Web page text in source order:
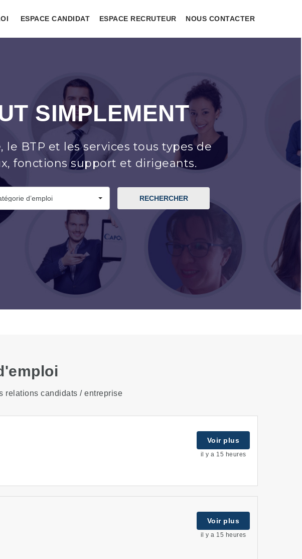
ESPACE CANDIDAT ESPACE RECRUTEUR NOUS CONTACTER
SIMPLEMENT
BTP et les services tous types de
fonctions support et dirigeants.
d’emploi RECHERCHER
relations candidats / entreprise
Voir plus
il y a 15 heures
Voir plus
il y a 15 heures